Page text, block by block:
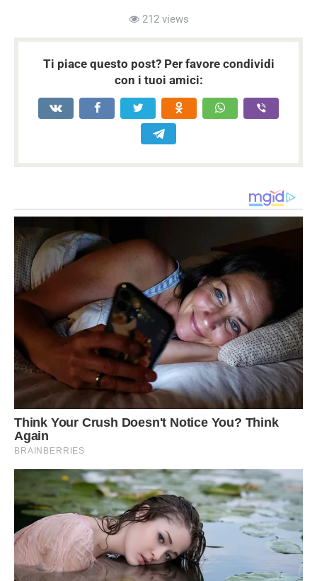
212 views
Ti piace questo post? Per favore condividi
con i tuoi amici: